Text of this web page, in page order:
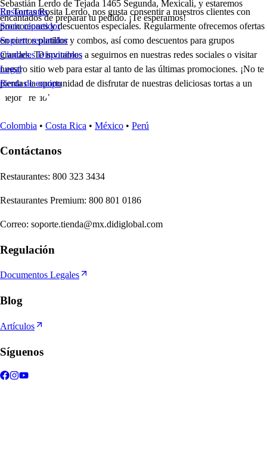
Sebastián Lerdo de Tejada 1465 Segunda, Mexicali, y estaremos
encantados de preparar tu pedido. ¡Te esperamos!
En Tortas Rosita Lerdo, nos gusta consentir a nuestros clientes con
promociones y descuentos especiales. Regularmente ofrecemos ofertas
en ciertos platillos y combos, así como descuentos para grupos
grandes. Te invitamos a seguirnos en nuestras redes sociales o visitar
nuestro sitio web para estar al tanto de las últimas promociones. ¡No te
pierdas la oportunidad de disfrutar de nuestras deliciosas tortas a un
mejor precio!
Restaurantes
Socio repartidor
Soporte repartidor
Ciudades Disponibles
Legal
Renta de equipo
Colombia • Costa Rica • México • Perú
Contáctanos
Restaurantes: 800 323 3434
Restaurantes Premium: 800 801 0186
Correo: soporte.tienda@mx.didiglobal.com
Regulación
Documentos Legales
Blog
Artículos
Síguenos